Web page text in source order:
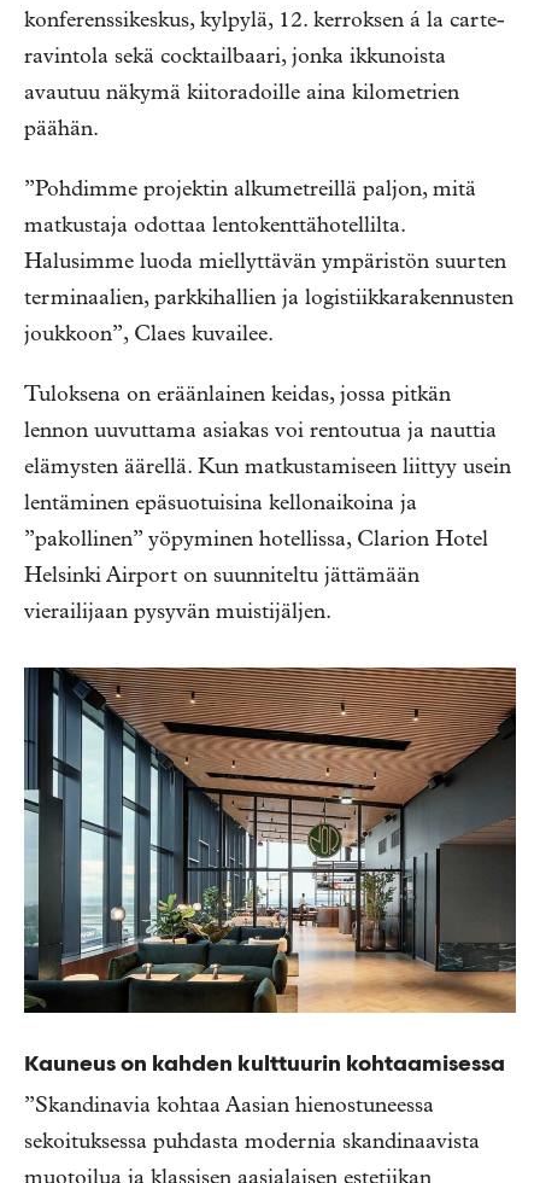
konferenssikeskus, kylpylä, 12. kerroksen á la carte-
ravintola sekä cocktailbaari, jonka ikkunoista
avautuu näkymä kiitoradoille aina kilometrien
päähän.
”Pohdimme projektin alkumetreillä paljon, mitä
matkustaja odottaa lentokenttähotellilta.
Halusimme luoda miellyttävän ympäristön suurten
terminaalien, parkkihallien ja logistiikkarakennusten
joukkoon”, Claes kuvailee.
Tuloksena on eräänlainen keidas, jossa pitkän
lennon uuvuttama asiakas voi rentoutua ja nauttia
elämysten äärellä. Kun matkustamiseen liittyy usein
lentäminen epäsuotuisina kellonaikoina ja
”pakollinen” yöpyminen hotellissa, Clarion Hotel
Helsinki Airport on suunniteltu jättämään
vierailijaan pysyvän muistijäljen.
Kauneus on kahden kulttuurin kohtaamisessa
”Skandinavia kohtaa Aasian hienostuneessa
sekoituksessa puhdasta modernia skandinaavista